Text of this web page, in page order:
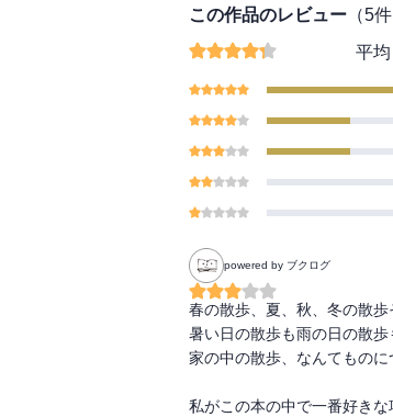
ここにいると
わかるから。
この作品のレビュー （5件
平均
powered by ブクログ
春の散歩、夏、秋、冬の散歩
暑い日の散歩も雨の日の散歩
家の中の散歩、なんてものに
私がこの本の中で一番好きな